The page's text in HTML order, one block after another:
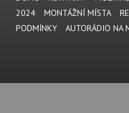
2024
MONTÁŽNÍ MÍSTA
PODMÍNKY
AUTORÁDIO NA